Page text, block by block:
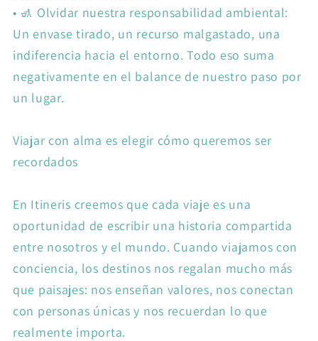
• 🚮 Olvidar nuestra responsabilidad ambiental:
Un envase tirado, un recurso malgastado, una
indiferencia hacia el entorno. Todo eso suma
negativamente en el balance de nuestro paso por
un lugar.
Viajar con alma es elegir cómo queremos ser
recordados
En Itineris creemos que cada viaje es una
oportunidad de escribir una historia compartida
entre nosotros y el mundo. Cuando viajamos con
conciencia, los destinos nos regalan mucho más
que paisajes: nos enseñan valores, nos conectan
con personas únicas y nos recuerdan lo que
realmente importa.